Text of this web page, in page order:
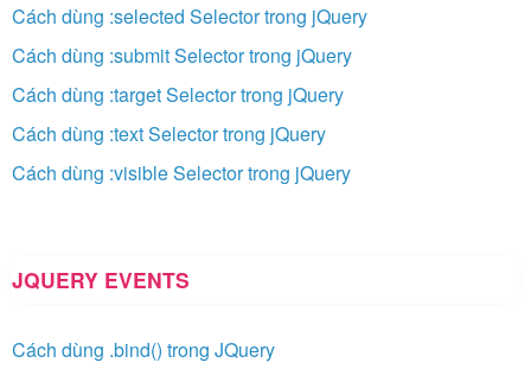
Cách dùng :selected Selector trong jQuery
Cách dùng :submit Selector trong jQuery
Cách dùng :target Selector trong jQuery
Cách dùng :text Selector trong jQuery
Cách dùng :visible Selector trong jQuery
JQUERY EVENTS
Cách dùng .bind() trong JQuery